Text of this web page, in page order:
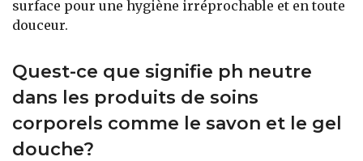
surface pour une hygiène irréprochable et en toute
douceur.
Quest-ce que signifie ph neutre
dans les produits de soins
corporels comme le savon et le gel
douche?